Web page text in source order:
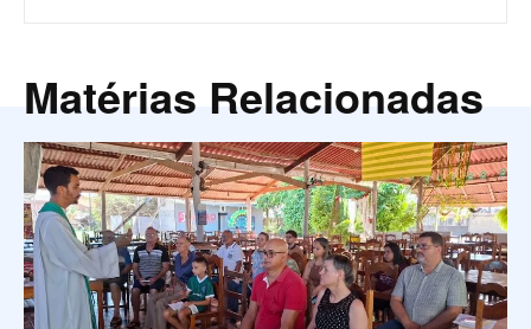
Matérias Relacionadas